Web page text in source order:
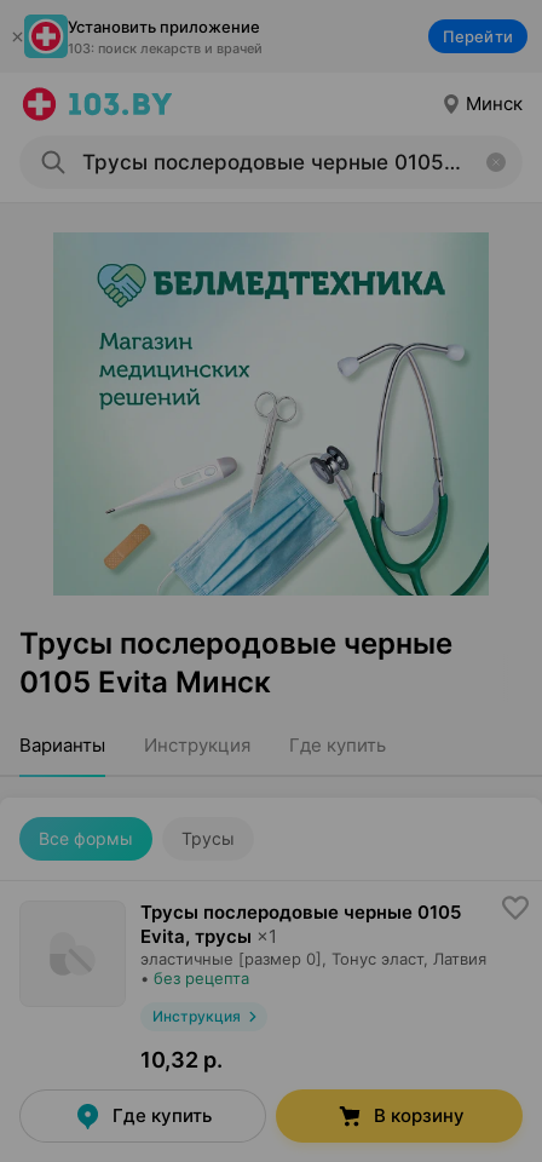
Установить приложение
103: поиск лекарств и врачей
Перейти
Минск
Трусы послеродовые черные
0105 Evita Минск
Варианты Инструкция Где купить
Все формы Трусы
Трусы послеродовые черные 0105
Evita, трусы ×1
эластичные [размер 0], Тонус эласт, Латвия
• без рецепта
Инструкция
10,32 р.
Где купить В корзину